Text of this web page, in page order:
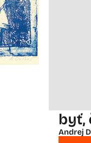
byť,
Andrej